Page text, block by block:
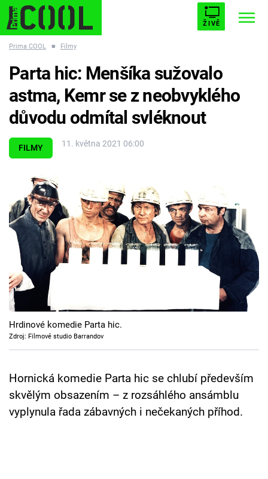
ŽIVĚ
ESCAPE PLNEJ KOTEL AVENGERS 5
Témata
Filmy
Seriály
Hry
Cool Esport
Pořady
TV Program
Přihlášení
Prima COOL ■ Filmy
FILMY 11. května 2021 06:00
Parta hic: Menšíka sužovalo
astma, Kemr se z neobvyklého
důvodu odmítal svléknout
Hrdinové komedie Parta hic.
Zdroj: Filmové studio Barrandov
Hornická komedie Parta hic se chlubí především
skvělým obsazením – z rozsáhlého ansámblu
vyplynula řada zábavných i nečekaných příhod.